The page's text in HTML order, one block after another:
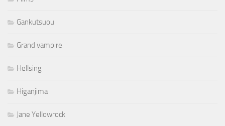
Gankutsuou
Grand vampire
Hellsing
Higanjima
Jane Yellowrock